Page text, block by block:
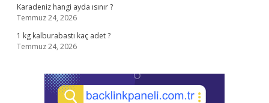
Karadeniz hangi ayda ısınır ?
Temmuz 24, 2026
1 kg kalburabastı kaç adet ?
Temmuz 24, 2026